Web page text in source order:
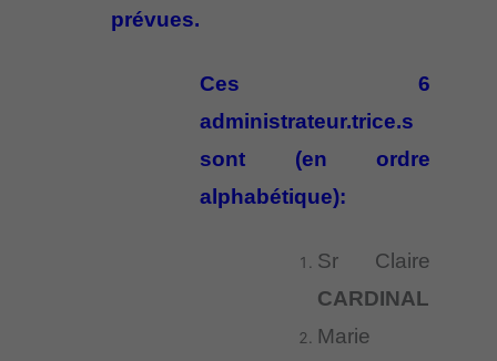
prévues.
Ces 6
administrateur.trice.s
sont (en ordre
alphabétique):
Sr Claire
CARDINAL
Marie